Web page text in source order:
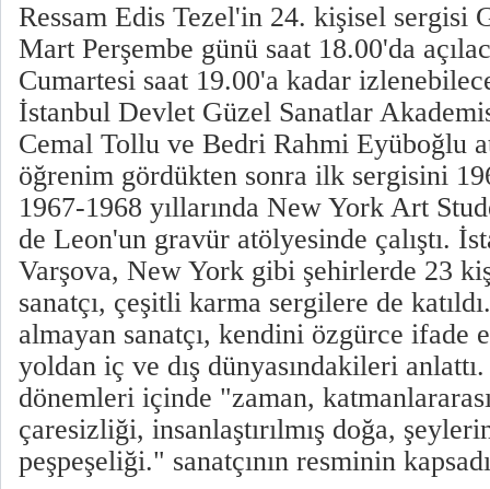
Ressam Edis Tezel'in 24. kişisel sergisi
Mart Perşembe günü saat 18.00'da
Cumartesi saat 19.00'a kadar
İstanbul Devlet Güzel Sanatlar
Cemal Tollu ve Bedri Rahmi Eyüboğlu
öğrenim gördükten sonra ilk sergisini
1967-1968 yıllarında New York Art
de Leon'un gravür atölyesinde çalıştı.
Varşova, New York gibi şehirlerde 23
sanatçı, çeşitli karma sergilere de
almayan sanatçı, kendini özgürce ifade
yoldan iç ve dış dünyasındakileri
dönemleri içinde "zaman,
çaresizliği, insanlaştırılmış doğa,
peşpeşeliği." sanatçının resminin